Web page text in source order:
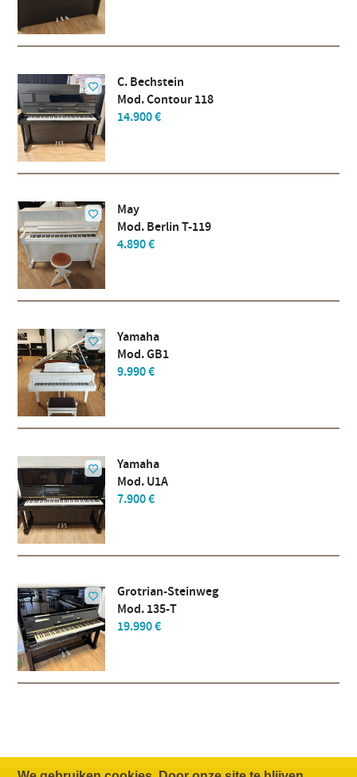
C. Bechstein
Mod. Contour 118
14.900 €
May
Mod. Berlin T-119
4.890 €
Yamaha
Mod. GB1
9.990 €
Yamaha
Mod. U1A
7.900 €
Grotrian-Steinweg
Mod. 135-T
19.990 €